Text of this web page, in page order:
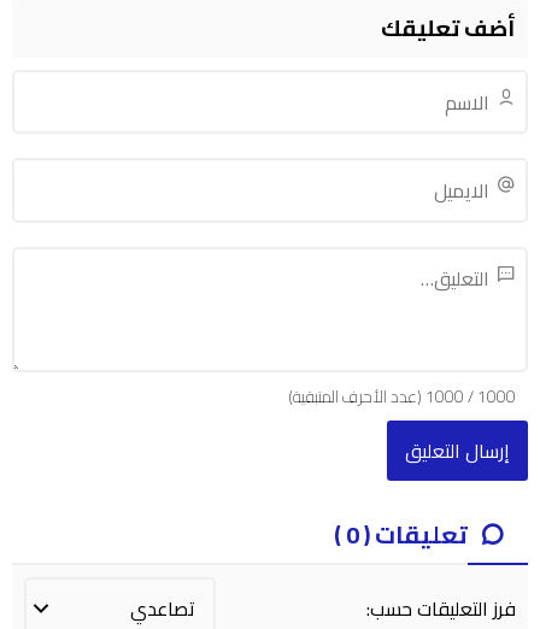
أضف تعليقك
1000
/
1000(عدد الأحرف المتبقية)
تعليقات ( 0 )
فرز التعليقات حسب: